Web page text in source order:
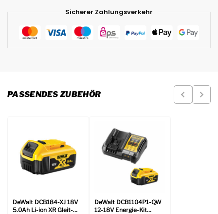
Sicherer Zahlungsverkehr
PASSENDES ZUBEHÖR
DeWalt DCB184-XJ 18V
5.0Ah Li-ion XR Gleit-
DeWalt DCB1104P1-QW
12-18V Energie-Kit